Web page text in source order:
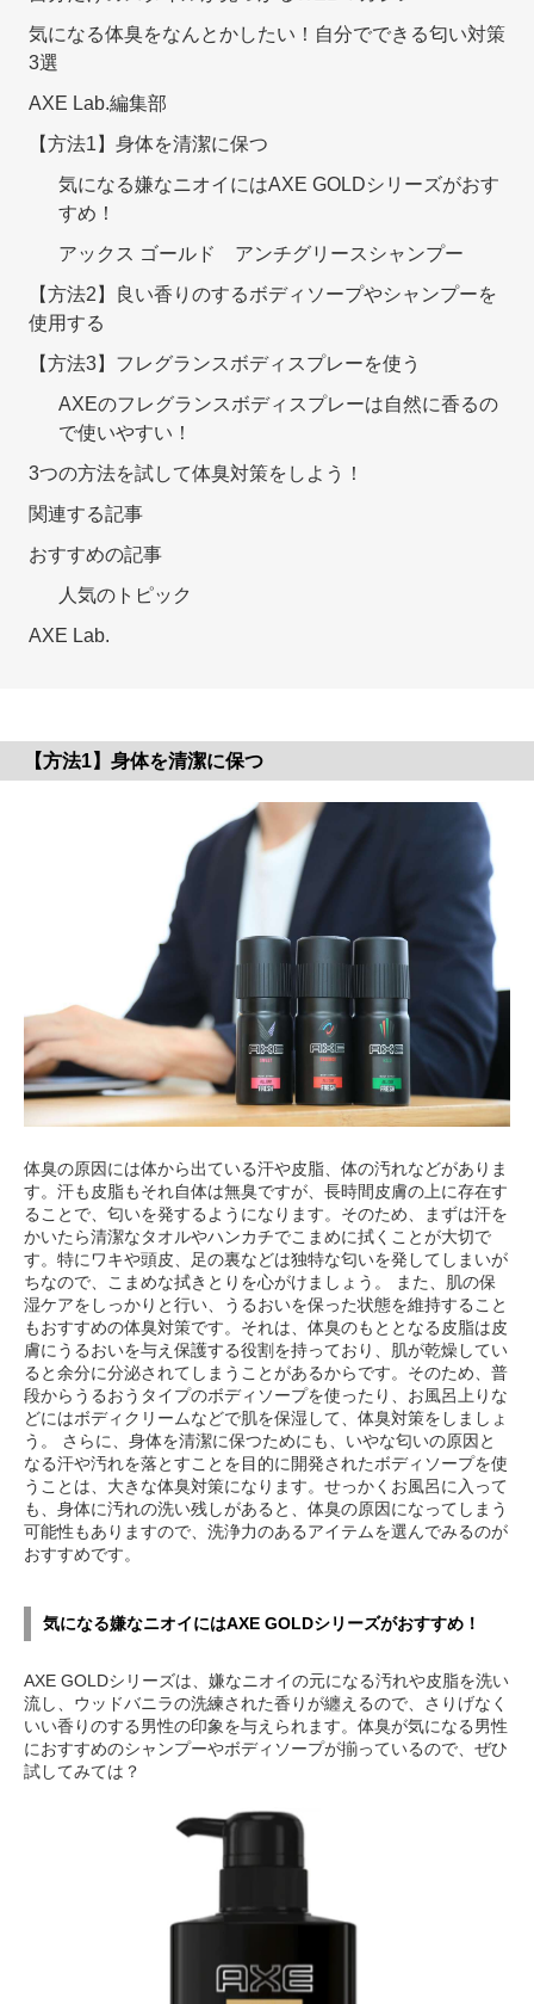
気になる体臭をなんとかしたい！自分でできる匂い対策
3選
AXE Lab.編集部
【方法1】身体を清潔に保つ
気になる嫌なニオイにはAXE GOLDシリーズがおす
すめ！
アックス ゴールド アンチグリースシャンプー
【方法2】良い香りのするボディソープやシャンプーを
使用する
【方法3】フレグランスボディスプレーを使う
AXEのフレグランスボディスプレーは自然に香るの
で使いやすい！
3つの方法を試して体臭対策をしよう！
関連する記事
おすすめの記事
人気のトピック
AXE Lab.
【方法1】身体を清潔に保つ
体臭の原因には体から出ている汗や皮脂、体の汚れなどがありま
す。汗も皮脂もそれ自体は無臭ですが、長時間皮膚の上に存在す
ることで、匂いを発するようになります。そのため、まずは汗を
かいたら清潔なタオルやハンカチでこまめに拭くことが大切で
す。特にワキや頭皮、足の裏などは独特な匂いを発してしまいが
ちなので、こまめな拭きとりを心がけましょう。 また、肌の保
湿ケアをしっかりと行い、うるおいを保った状態を維持すること
もおすすめの体臭対策です。それは、体臭のもととなる皮脂は皮
膚にうるおいを与え保護する役割を持っており、肌が乾燥してい
ると余分に分泌されてしまうことがあるからです。そのため、普
段からうるおうタイプのボディソープを使ったり、お風呂上りな
どにはボディクリームなどで肌を保湿して、体臭対策をしましょ
う。 さらに、身体を清潔に保つためにも、いやな匂いの原因と
なる汗や汚れを落とすことを目的に開発されたボディソープを使
うことは、大きな体臭対策になります。せっかくお風呂に入って
も、身体に汚れの洗い残しがあると、体臭の原因になってしまう
可能性もありますので、洗浄力のあるアイテムを選んでみるのが
おすすめです。
気になる嫌なニオイにはAXE GOLDシリーズがおすすめ！
AXE GOLDシリーズは、嫌なニオイの元になる汚れや皮脂を洗い
流し、ウッドバニラの洗練された香りが纏えるので、さりげなく
いい香りのする男性の印象を与えられます。体臭が気になる男性
におすすめのシャンプーやボディソープが揃っているので、ぜひ
試してみては？